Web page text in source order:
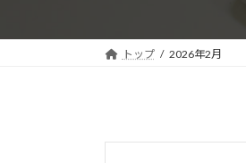
トップ 2026年2月